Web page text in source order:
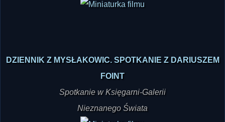
DZIENNIK Z MYSŁAKOWIC. SPOTKANIE Z DARIUSZEM
FOINT
Spotkanie w Księgarni-Galerii
Nieznanego Świata